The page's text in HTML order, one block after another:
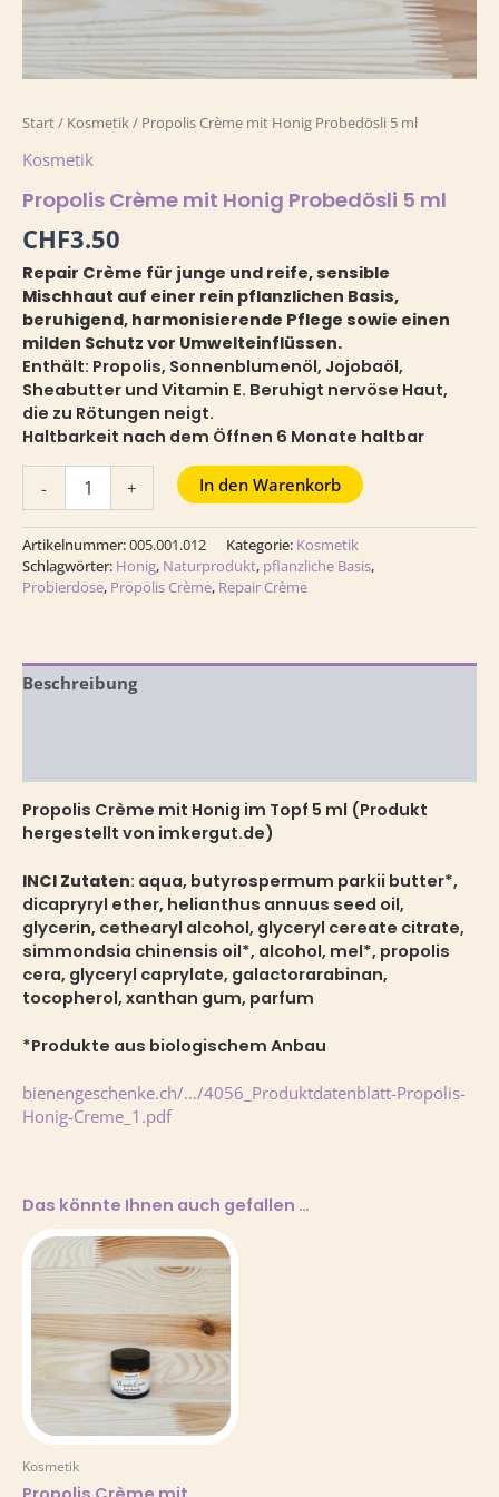
Start/ Kosmetik/ Propolis Crème mit Honig Probedösli 5 ml
Kosmetik
Propolis Crème mit Honig Probedösli 5 ml
CHF3.50
Repair Crème für junge und reife, sensible
Mischhaut auf einer rein pflanzlichen Basis,
beruhigend, harmonisierende Pflege sowie einen
milden Schutz vor Umwelteinflüssen.
Enthält: Propolis, Sonnenblumenöl, Jojobaöl,
Sheabutter und Vitamin E. Beruhigt nervöse Haut,
die zu Rötungen neigt.
Haltbarkeit nach dem Öffnen 6 Monate haltbar
- + In den Warenkorb
Artikelnummer:005.001.012 Kategorie: Kosmetik
Schlagwörter: Honig, Naturprodukt, pflanzliche Basis,
Probierdose, Propolis Crème, Repair Crème
Beschreibung
Propolis Crème mit Honig im Topf 5 ml (Produkt
hergestellt von imkergut.de)
INCI Zutaten: aqua, butyrospermum parkii butter*,
dicapryryl ether, helianthus annuus seed oil,
glycerin, cethearyl alcohol, glyceryl cereate citrate,
simmondsia chinensis oil*, alcohol, mel*, propolis
cera, glyceryl caprylate, galactorarabinan,
tocopherol, xanthan gum, parfum
*Produkte aus biologischem Anbau
bienengeschenke.ch/…/4056_Produktdatenblatt-Propolis-
Honig-Creme_1.pdf
Das könnte Ihnen auch gefallen …
Kosmetik